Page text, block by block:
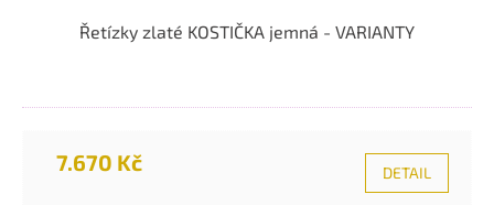
Řetízky zlaté KOSTIČKA jemná - VARIANTY
7.670 Kč DETAIL